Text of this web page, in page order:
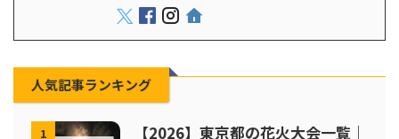
人気記事ランキング
1
【2026】東京都の花火大会一覧｜